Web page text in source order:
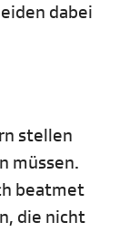
dabei
stellen
müssen.
beatmet
die nicht